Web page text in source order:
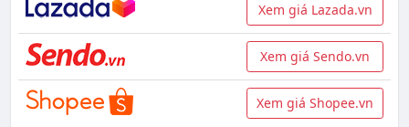
Xem giá Lazada.vn
Xem giá Sendo.vn
Xem giá Shopee.vn